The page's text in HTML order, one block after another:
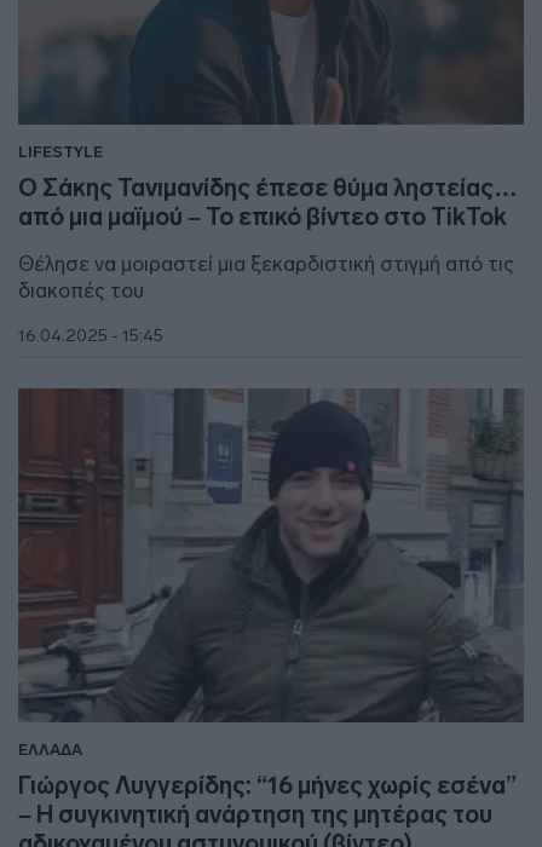
LIFESTYLE
Ο Σάκης Τανιμανίδης έπεσε θύμα ληστείας…
από μια μαϊμού – Το επικό βίντεο στο TikTok
Θέλησε να μοιραστεί μια ξεκαρδιστική στιγμή από τις
διακοπές του
16.04.2025 - 15:45
ΕΛΛΑΔΑ
Γιώργος Λυγγερίδης: “16 μήνες χωρίς εσένα”
– Η συγκινητική ανάρτηση της μητέρας του